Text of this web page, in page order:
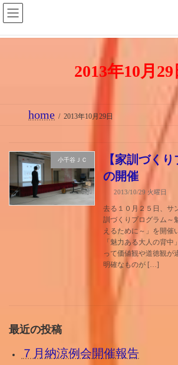
コ
ン
テ
プ
ナ
ビ
ゲ
動
2013年10月29
home 2013年10月29日
小千谷ＪＣ
【家訓づくり
の開催
2013/10/29 火曜日
去る１０月２５日、サ
訓づくりプログラム～
えるために～」を開催
「魅力ある大人の背中
って価値観や道徳観が
明確なものが […]
最近の投稿
７月納涼例会開催報告